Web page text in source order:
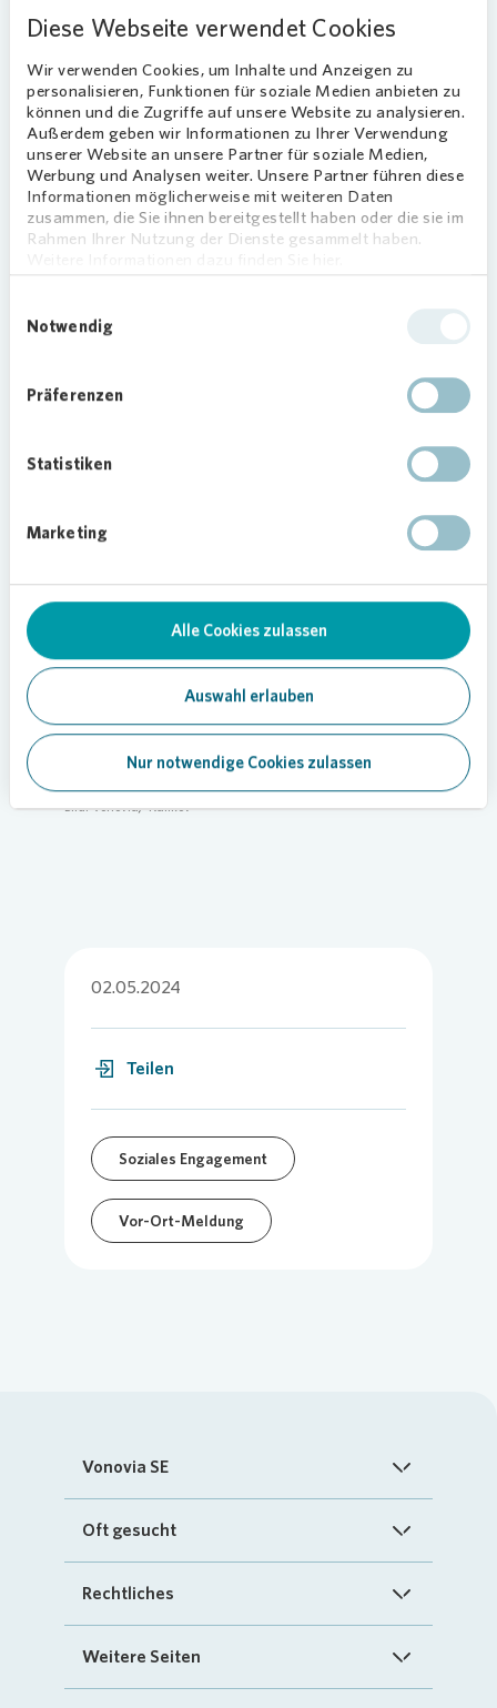
Diese Webseite verwendet Cookies
Wir verwenden Cookies, um Inhalte und Anzeigen zu
personalisieren, Funktionen für soziale Medien anbieten zu
können und die Zugriffe auf unsere Website zu analysieren.
Außerdem geben wir Informationen zu Ihrer Verwendung
unserer Website an unsere Partner für soziale Medien,
Werbung und Analysen weiter. Unsere Partner führen diese
Informationen möglicherweise mit weiteren Daten
zusammen, die Sie ihnen bereitgestellt haben oder die sie im
Rahmen Ihrer Nutzung der Dienste gesammelt haben.
Notwendig
Präferenzen
Statistiken
Marketing
Alle Cookies zulassen
Auswahl erlauben
Nur notwendige Cookies zulassen
Schülerinnen und Schülern neue
Klemmbausteine zur Verfügung.
Gesellige Pausenfreude
„Viele unserer Gesellschaftsspiele kannten die
Kinder schon in- und auswendig“, sagt
Sozialpädagogin Felicitas Jung, die im Auftrag des
Caritasverbandes Frankfurt die Jugendhilfe an der
April das Kinderbüro betreut. „Wir haben uns sehr
über die
Spende gefreut, dank derer wir
neuen Spiele ausprobieren, kann ich selbst als die
ins Gespräch kommen.“
Westen nicht nur an der Käthe-Kollwitz-Schule
Regionalleiter Eric Völker. „In den letzten
unterstützt sowie den
Weihnachtsausgabe der Kinderzeitungfür den
Frankfurter Westen mitgetragen.“
Insgesamt hatVonoviain Frankfurt einen Bestand
von rund 16.100 Wohnungen.
Bild:Vonovia/ Kulikov
02.05.2024
Teilen
Soziales Engagement
Vor-Ort-Meldung
Vonovia SE
Startseite
Investoren
Oft gesucht
FAQ
„Mein Vonovia“ App
Rechtliches
Impressum
Weitere Seiten